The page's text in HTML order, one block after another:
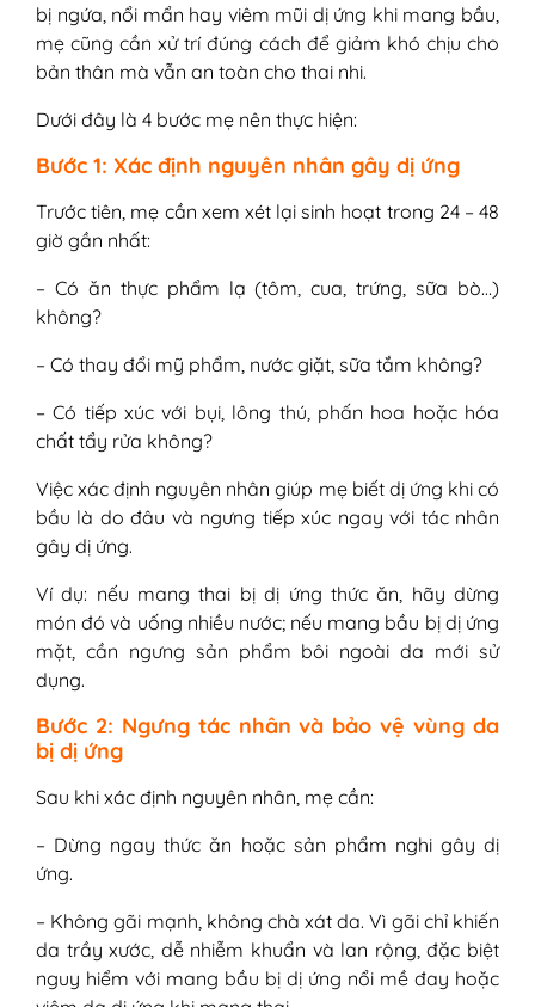
bị ngứa, nổi mẩn hay viêm mũi dị ứng khi mang bầu,
mẹ cũng cần xử trí đúng cách để giảm khó chịu cho
bản thân mà vẫn an toàn cho thai nhi.
Dưới đây là 4 bước mẹ nên thực hiện:
Bước 1: Xác định nguyên nhân gây dị ứng
Trước tiên, mẹ cần xem xét lại sinh hoạt trong 24 – 48
giờ gần nhất:
– Có ăn thực phẩm lạ (tôm, cua, trứng, sữa bò…)
không?
– Có thay đổi mỹ phẩm, nước giặt, sữa tắm không?
– Có tiếp xúc với bụi, lông thú, phấn hoa hoặc hóa
chất tẩy rửa không?
Việc xác định nguyên nhân giúp mẹ biết dị ứng khi có
bầu là do đâu và ngưng tiếp xúc ngay với tác nhân
gây dị ứng.
Ví dụ: nếu mang thai bị dị ứng thức ăn, hãy dừng
món đó và uống nhiều nước; nếu mang bầu bị dị ứng
mặt, cần ngưng sản phẩm bôi ngoài da mới sử
dụng.
Bước 2: Ngưng tác nhân và bảo vệ vùng da
bị dị ứng
Sau khi xác định nguyên nhân, mẹ cần:
– Dừng ngay thức ăn hoặc sản phẩm nghi gây dị
ứng.
– Không gãi mạnh, không chà xát da. Vì gãi chỉ khiến
da trầy xước, dễ nhiễm khuẩn và lan rộng, đặc biệt
nguy hiểm với mang bầu bị dị ứng nổi mề đay hoặc